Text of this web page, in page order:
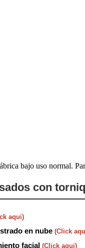
bajo uso normal.
con
aqui)
en nube (Click
facial (Click aqui)